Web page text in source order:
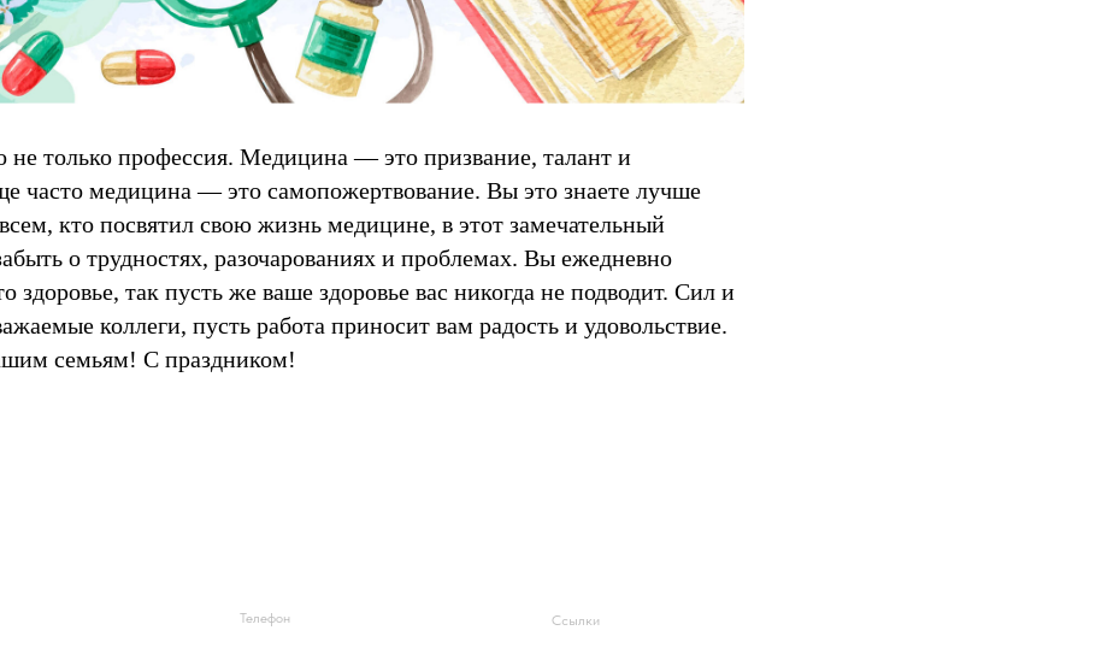
только профессия. Медицина — это призвание, талант и
часто медицина — это самопожертвование. Вы это знаете лучше
кто посвятил свою жизнь медицине, в этот замечательный
о трудностях, разочарованиях и проблемах. Вы ежедневно
здоровье, так пусть же ваше здоровье вас никогда не подводит. Сил и
коллеги, пусть работа приносит вам радость и удовольствие.
семьям! С праздником!
Телефон Ссылки